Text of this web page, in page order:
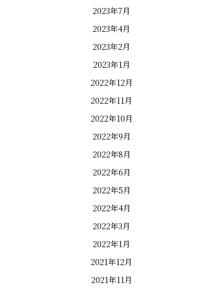
2023年7月
2023年4月
2023年2月
2023年1月
2022年12月
2022年11月
2022年10月
2022年9月
2022年8月
2022年6月
2022年5月
2022年4月
2022年3月
2022年1月
2021年12月
2021年11月